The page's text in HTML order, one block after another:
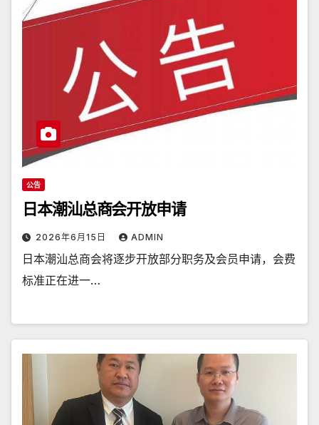
公告
日本潮汕总商会开放申请
2026年6月15日 ADMIN
日本潮汕总商会将逐步开放部分职务及会员申请，会费
标准正在进一…